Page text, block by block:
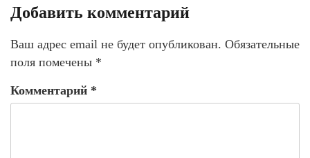
Добавить комментарий
Ваш адрес email не будет опубликован. Обязательные
поля помечены *
Комментарий *